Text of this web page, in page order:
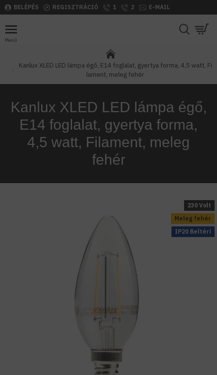
BELÉPÉS REGISZTRÁCIÓ 1 2 E-MAIL
Kanlux XLED LED lámpa égő, E14 foglalat, gyertya forma, 4,5 watt, Fi
lament, meleg fehér
Kanlux XLED LED lámpa égő,
E14 foglalat, gyertya forma,
4,5 watt, Filament, meleg
fehér
Meleg fehér
IP20 Beltéri
230 Volt